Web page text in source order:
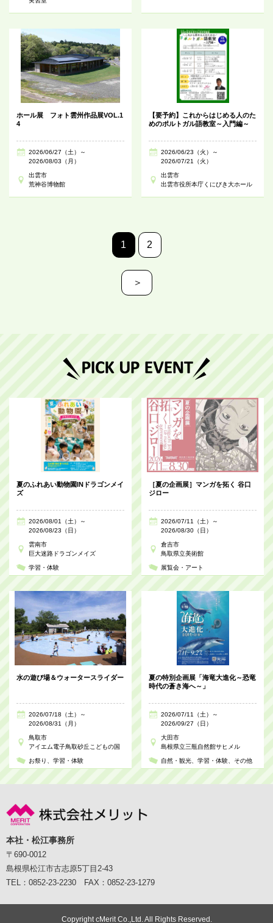
ホール展 フォト雲州作品展VOL.1
4
2026/06/27（土）～
2026/08/03（月）
出雲市
荒神谷博物館
【要予約】これからはじめる人のた
めのポルトガル語教室～入門編～
2026/06/23（火）～
2026/07/21（火）
出雲市
出雲市役所本庁くにびき大ホール
1 2
＞
夏のふれあい動物園INドラゴンメイ
ズ
2026/08/01（土）～
2026/08/23（日）
雲南市
巨大迷路ドラゴンメイズ
学習・体験
［夏の企画展］マンガを拓く 谷口
ジロー
2026/07/11（土）～
2026/08/30（日）
倉吉市
鳥取県立美術館
展覧会・アート
水の遊び場＆ウォータースライダー
2026/07/18（土）～
2026/08/31（月）
鳥取市
アイエム電子鳥取砂丘こどもの国
お祭り 学習・体験
夏の特別企画展「海竜大進化～恐竜
時代の蒼き海へ～」
2026/07/11（土）～
2026/09/27（日）
大田市
島根県立三瓶自然館サヒメル
自然・観光 学習・体験 その他
本社・松江事務所
〒690-0012
島根県松江市古志原5丁目2-43
TEL：0852-23-2230 FAX：0852-23-1279
Copyright cMerit Co.,Ltd. All Rights Reserved.